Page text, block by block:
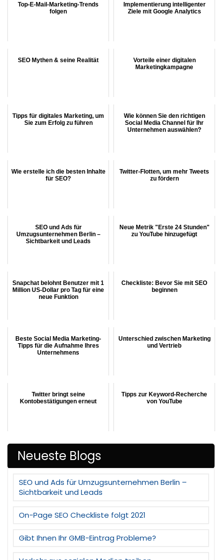
Top-E-Mail-Marketing-Trends
folgen
Implementierung intelligenter
Ziele mit Google Analytics
SEO Mythen & seine Realität
Vorteile einer digitalen
Marketingkampagne
Tipps für digitales Marketing, um
Sie zum Erfolg zu führen
Wie können Sie den richtigen
Social Media Channel für Ihr
Unternehmen auswählen?
Wie erstelle ich die besten Inhalte
für SEO?
Twitter-Flotten, um mehr Tweets
zu fördern
SEO und Ads für
Umzugsunternehmen Berlin –
Sichtbarkeit und Leads
Neue Metrik "Erste 24 Stunden"
zu YouTube hinzugefügt
Snapchat belohnt Benutzer mit 1
Million US-Dollar pro Tag für eine
neue Funktion
Checkliste: Bevor Sie mit SEO
beginnen
Beste Social Media Marketing-
Tipps für die Aufnahme Ihres
Unternehmens
Unterschied zwischen Marketing
und Vertrieb
Twitter bringt seine
Kontobestätigungen erneut
Tipps zur Keyword-Recherche
von YouTube
Neueste Blogs
SEO und Ads für Umzugsunternehmen Berlin –
Sichtbarkeit und Leads
On-Page SEO Checkliste folgt 2021
Gibt Ihnen Ihr GMB-Eintrag Probleme?